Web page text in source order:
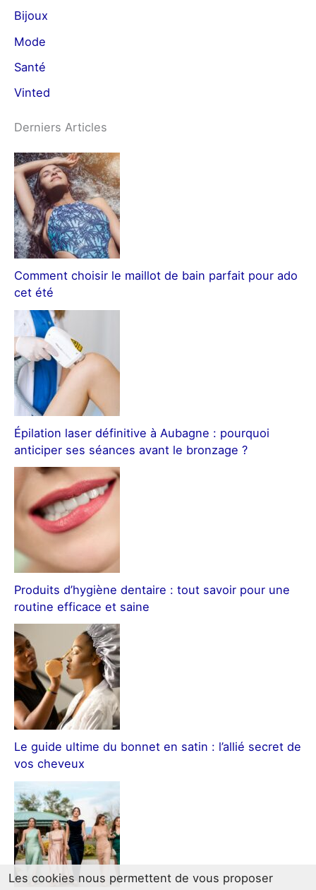
Bijoux
Mode
Santé
Vinted
Derniers Articles
Comment choisir le maillot de bain parfait pour ado
cet été
Épilation laser définitive à Aubagne : pourquoi
anticiper ses séances avant le bronzage ?
Produits d’hygiène dentaire : tout savoir pour une
routine efficace et saine
Le guide ultime du bonnet en satin : l’allié secret de
vos cheveux
Les cookies nous permettent de vous proposer